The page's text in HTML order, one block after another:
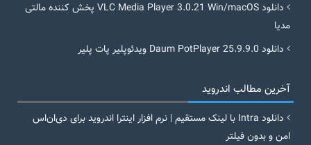
دانلود VLC Media Player 3.0.21 Win/macOS پخش کننده مالتی
مدیا
دانلود Daum PotPlayer 25.9.9.0 ویدئوپلیر پات پلیر
آخرین مطالب اندروید
دانلود Intra با لینک مستقیم | نرم افزار اینترا اندروید برای دی‌ان‌اس
امن و بدون فیلتر